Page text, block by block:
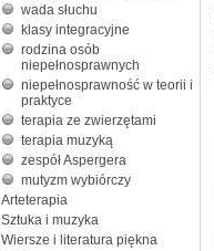
wada słuchu
klasy integracyjne
rodzina osób
niepełnosprawnych
niepełnosprawność w teorii i
praktyce
terapia ze zwierzętami
terapia muzyką
zespół Aspergera
mutyzm wybiórczy
Arteterapia
Sztuka i muzyka
Wiersze i literatura piękna